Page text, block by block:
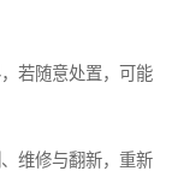
若随意处置，可能
维修与翻新，重新